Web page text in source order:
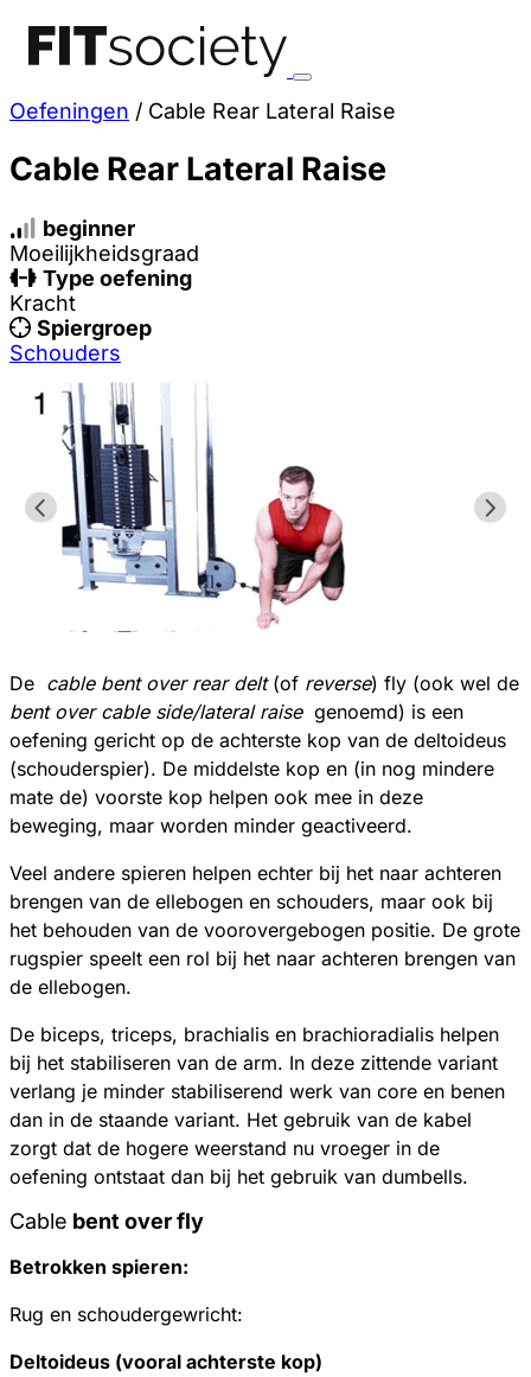
Oefeningen / Cable Rear Lateral Raise
Cable Rear Lateral Raise
beginner
Moeilijkheidsgraad
Type oefening
Kracht
Spiergroep
Schouders
De cable bent over rear delt(of reverse) fly (ook wel de
bent over cable side/lateral raise genoemd) is een
oefening gericht op de achterste kop van de deltoideus
(schouderspier). De middelste kop en (in nog mindere
mate de) voorste kop helpen ook mee in deze
beweging, maar worden minder geactiveerd.
Veel andere spieren helpen echter bij het naar achteren
brengen van de ellebogen en schouders, maar ook bij
het behouden van de voorovergebogen positie. De grote
rugspier speelt een rol bij het naar achteren brengen van
de ellebogen.
De biceps, triceps, brachialis en brachioradialis helpen
bij het stabiliseren van de arm. In deze zittende variant
verlang je minder stabiliserend werk van core en benen
dan in de staande variant. Het gebruik van de kabel
zorgt dat de hogere weerstand nu vroeger in de
oefening ontstaat dan bij het gebruik van dumbells.
Cable bent over fly
Betrokken spieren:
Rug en schoudergewricht:
Deltoideus (vooral achterste kop)